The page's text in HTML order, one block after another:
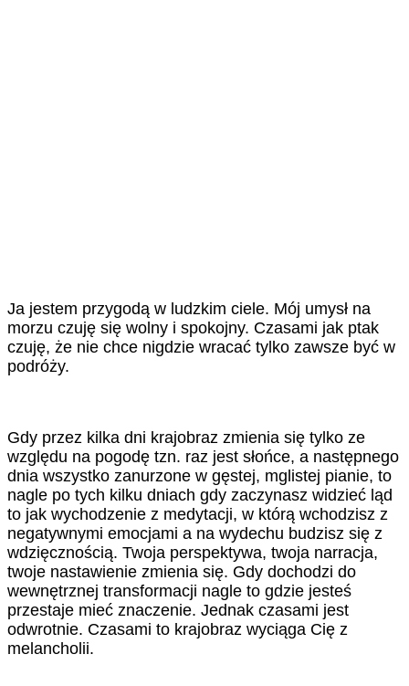
Ja jestem przygodą w ludzkim ciele. Mój umysł na
morzu czuję się wolny i spokojny. Czasami jak ptak
czuję, że nie chce nigdzie wracać tylko zawsze być w
podróży.
Gdy przez kilka dni krajobraz zmienia się tylko ze
względu na pogodę tzn. raz jest słońce, a następnego
dnia wszystko zanurzone w gęstej, mglistej pianie, to
nagle po tych kilku dniach gdy zaczynasz widzieć ląd
to jak wychodzenie z medytacji, w którą wchodzisz z
negatywnymi emocjami a na wydechu budzisz się z
wdzięcznością. Twoja perspektywa, twoja narracja,
twoje nastawienie zmienia się. Gdy dochodzi do
wewnętrznej transformacji nagle to gdzie jesteś
przestaje mieć znaczenie. Jednak czasami jest
odwrotnie. Czasami to krajobraz wyciąga Cię z
melancholii.